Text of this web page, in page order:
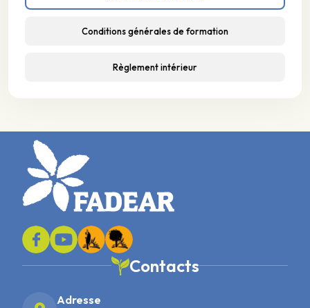
Conditions générales de formation
Règlement intérieur
Contacts
Adresse